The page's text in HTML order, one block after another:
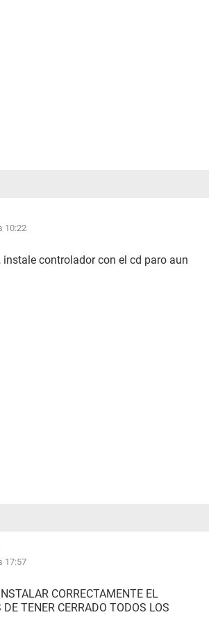
10:22
controlador con el cd paro aun
17:57
CORRECTAMENTE EL
TENER CERRADO TODOS LOS